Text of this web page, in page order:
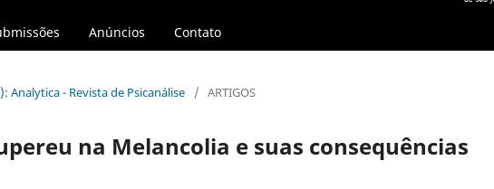
Anúncios Contato
Analytica - Revista de Psicanálise / ARTIGOS
na Melancolia e suas consequências